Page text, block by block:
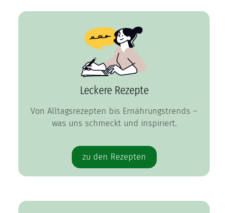
Leckere Rezepte
Von Alltagsrezepten bis Ernährungstrends –
was uns schmeckt und inspiriert.
zu den Rezepten